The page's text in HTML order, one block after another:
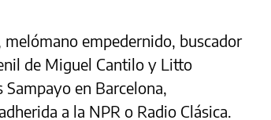
empedernido, buscador
de Miguel Cantilo y Litto
en Barcelona,
a la NPR o Radio Clásica.